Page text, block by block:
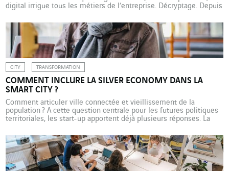
digital irrigue tous les métiers de l’entreprise. Décryptage. Depuis
aujourd’hui OUI.sncf, la transformation numérique de SNCF n’a
cessé de s’amplifier. Le grand tournant digital du groupe
ferroviaire remonte […]
CITY TRANSFORMATION
COMMENT INCLURE LA SILVER ECONOMY DANS LA
SMART CITY ?
Comment articuler ville connectée et vieillissement de la
population ? A cette question centrale pour les futures politiques
territoriales, les start-up apportent déjà plusieurs réponses. La
plus. Dans trente ans, leur nombre aura triplé. En 2016, près de 7
500 EHPAD accueillaient plus de 600 000 personnes […]